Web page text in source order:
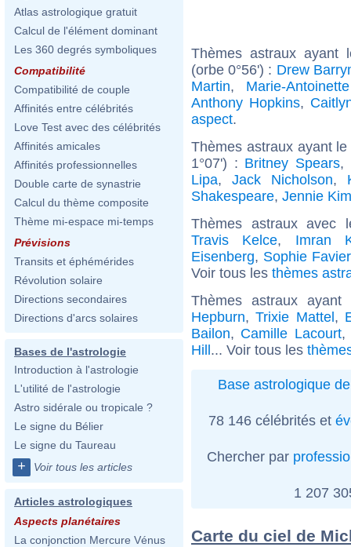
Atlas astrologique gratuit
Calcul de l'élément dominant
Les 360 degrés symboliques
Compatibilité
Compatibilité de couple
Affinités entre célébrités
Love Test avec des célébrités
Affinités amicales
Affinités professionnelles
Double carte de synastrie
Calcul du thème composite
Thème mi-espace mi-temps
Prévisions
Transits et éphémérides
Révolution solaire
Directions secondaires
Directions d'arcs solaires
Bases de l'astrologie
Introduction à l'astrologie
L'utilité de l'astrologie
Astro sidérale ou tropicale ?
Le signe du Bélier
Le signe du Taureau
+ Voir tous les articles
Articles astrologiques
Aspects planétaires
La conjonction Mercure Vénus
Thèmes astraux ayant
(orbe 0°56') : Drew
Martin, Marie-
Anthony Hopkins,
aspect.
Thèmes astraux ayant
1°07') : Britney Spears,
Lipa,Jack Nicholson,
Shakespeare, Jennie Kim
Thèmes astraux
Travis Kelce, Imran
Eisenberg, Sophie Favier
Voir tous les thèmes
Thèmes astraux
Hepburn,Trixie Mattel,
Bailon, Camille Lacourt
Hill... Voir tous les
Base astrologique
78 146 célébrités et
Chercher par
1 207
Carte du ciel de